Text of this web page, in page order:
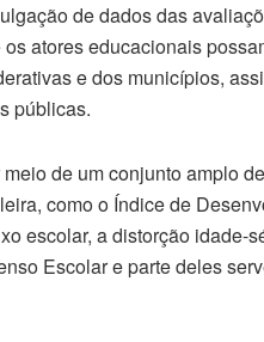
de dados das
atores educacionais
e dos municípios,
públicas.
de um conjunto amplo
como o Índice de
escolar, a distorção idade-
Escolar e parte deles